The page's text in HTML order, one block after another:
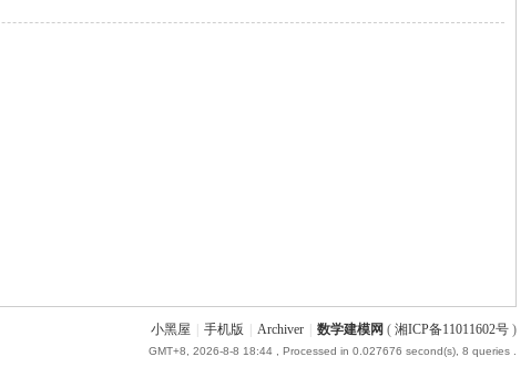
小黑屋 手机版 Archiver 数学建模网 ( 湘ICP备11011602号)
GMT+8, 2026-8-8 18:44, Processed in 0.027676 second(s), 8 queries .